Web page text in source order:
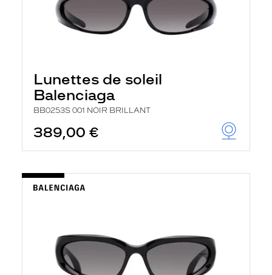
Lunettes de soleil
Balenciaga
BB0253S 001 NOIR BRILLANT
389,00 €